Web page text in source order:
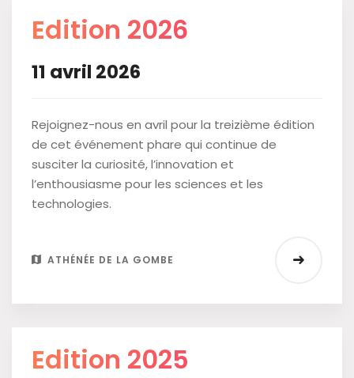
Edition 2026
11 avril 2026
Rejoignez-nous en avril pour la treizième édition
de cet événement phare qui continue de
susciter la curiosité, l’innovation et
l’enthousiasme pour les sciences et les
technologies.
ATHÉNÉE DE LA GOMBE
Edition 2025